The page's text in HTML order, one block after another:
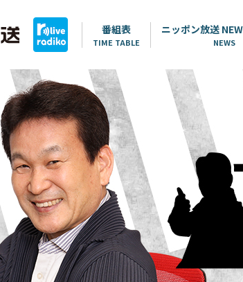
番組表
TIME TABLE
ニッポン放送
NEWS